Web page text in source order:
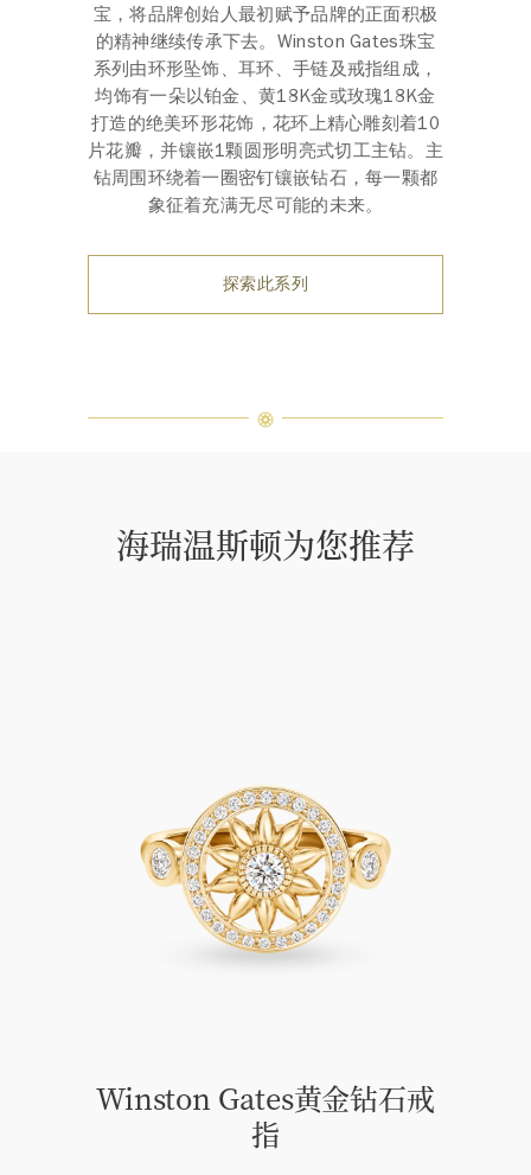
宝，将品牌创始人最初赋予品牌的正面积极
的精神继续传承下去。Winston Gates珠宝
系列由环形坠饰、耳环、手链及戒指组成，
均饰有一朵以铂金、黄18K金或玫瑰18K金
打造的绝美环形花饰，花环上精心雕刻着10
片花瓣，并镶嵌1颗圆形明亮式切工主钻。主
钻周围环绕着一圈密钉镶嵌钻石，每一颗都
象征着充满无尽可能的未来。
探索此系列
海瑞温斯顿为您推荐
Winston Gates黄金钻石戒
指